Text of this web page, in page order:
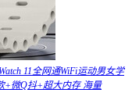
11全网通WiFi运动男女学
+微Q抖+超大内存 海量